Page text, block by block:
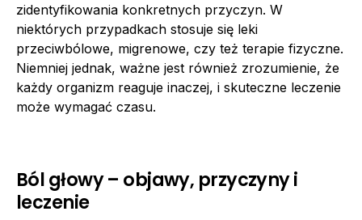
zidentyfikowania konkretnych przyczyn. W
niektórych przypadkach stosuje się leki
przeciwbólowe, migrenowe, czy też terapie fizyczne.
Niemniej jednak, ważne jest również zrozumienie, że
każdy organizm reaguje inaczej, i skuteczne leczenie
może wymagać czasu.
Ból głowy – objawy, przyczyny i
leczenie